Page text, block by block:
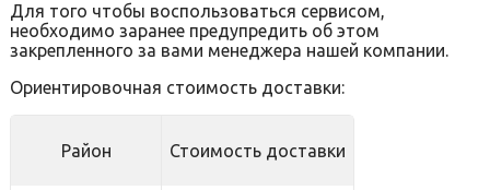
Для того чтобы воспользоваться сервисом,
необходимо заранее предупредить об этом
закрепленного за вами менеджера нашей компании.
Ориентировочная стоимость доставки:
Район Стоимость доставки